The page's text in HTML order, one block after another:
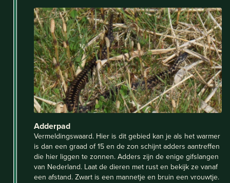
Adderpad
Vermeldingswaard. Hier is dit gebied kan je als het warmer
is dan een graad of 15 en de zon schijnt adders aantreffen
die hier liggen te zonnen. Adders zijn de enige gifslangen
van Nederland. Laat de dieren met rust en bekijk ze vanaf
een afstand. Zwart is een mannetje en bruin een vrouwtje.